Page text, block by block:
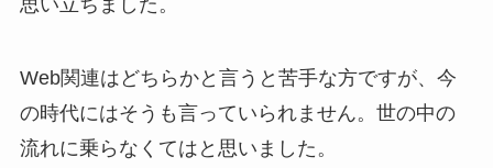
Web関連はどちらかと言うと苦手な方ですが、今
の時代にはそうも言っていられません。世の中の
流れに乗らなくてはと思いました。